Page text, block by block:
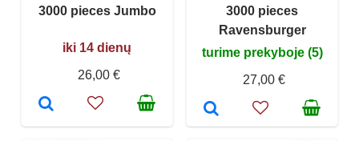
3000 pieces Jumbo
iki 14 dienų
26,00 €
3000 pieces
Ravensburger
turime prekyboje (5)
27,00 €